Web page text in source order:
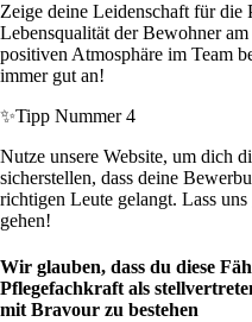
Zeige deine Leidenschaft für
Lebensqualität der Bewohner
positiven Atmosphäre im Team
immer gut an!
✨Tipp Nummer 4
Nutze unsere Website, um dich
sicherstellen, dass deine
richtigen Leute gelangt. Lass
gehen!
Wir glauben, dass du diese
Pflegefachkraft als
mit Bravour zu bestehen